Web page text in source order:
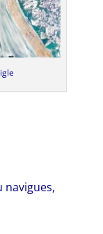
navigues,